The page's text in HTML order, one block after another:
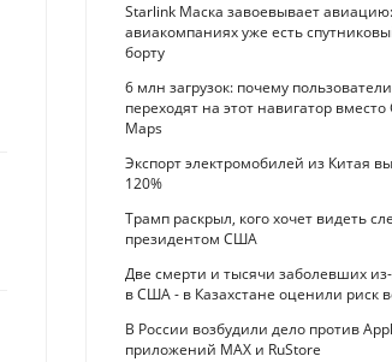
Starlink Маска завоевывает
авиакомпаниях уже есть
борту
6 млн загрузок: почему пользователи
переходят на этот навигатор вместо
Maps
Экспорт электромобилей из Китая
120%
Трамп раскрыл, кого хочет видеть
президентом США
Две смерти и тысячи заболевших из-
в США - в Казахстане оценили риск
В России возбудили дело против
приложений MAX и RuStore